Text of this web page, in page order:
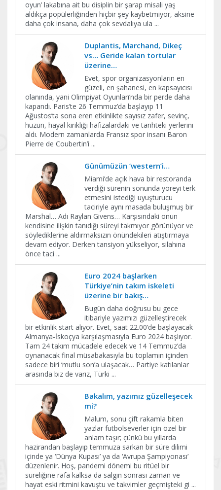
oyun’ lakabına ait bu disiplin bir şarap misali yaş
aldıkça popülerliğinden hiçbir şey kaybetmiyor, aksine
daha çok insana, daha çok sevdalıya ula ...
Duplantis, Marchand, Dikeç
vs… Geride kalan tortular
üzerine…
Evet, spor organizasyonların en
güzeli, en şahanesi, en kapsayıcısı
olanında, yani Olimpiyat Oyunları’nda bir perde daha
kapandı. Paris’te 26 Temmuz’da başlayıp 11
Ağustos’ta sona eren etkinlikte sayısız zafer, sevinç,
hüzün, hayal kırıklığı hafızalardaki ve tarihteki yerlerini
aldı. Modern zamanlarda Fransız spor insanı Baron
Pierre de Coubertin’i ...
Günümüzün ‘western’i…
Miami’de açık hava bir restoranda
verdiği sürenin sonunda yöreyi terk
etmesini istediği uyuşturucu
taciriyle aynı masada buluşmuş bir
Marshal… Adı Raylan Givens… Karşısındaki onun
kendisine ilişkin tanıdığı süreyi takmıyor görünüyor ve
söylediklerine aldırmaksızın önündekileri atıştırmaya
devam ediyor. Derken tansiyon yükseliyor, silahına
önce taci ...
Euro 2024 başlarken
Türkiye’nin takım iskeleti
üzerine bir bakış…
Bugün daha doğrusu bu gece
itibariyle yazımızı güzelleştirecek
bir etkinlik start alıyor. Evet, saat 22.00’de başlayacak
Almanya-İskoçya karşılaşmasıyla Euro 2024 başlıyor.
Tam 24 takım mücadele edecek ve 14 Temmuz’da
oynanacak final müsabakasıyla bu toplamın içinden
sadece biri ‘mutlu son’a ulaşacak… Partiye katılanlar
arasında biz de varız, Türki ...
Bakalım, yazımız güzelleşecek
mi?
Malum, sonu çift rakamla biten
yazlar futbolseverler için özel bir
anlam taşır; çünkü bu yıllarda
hazirandan başlayıp temmuza sarkan bir süre dilimi
içinde ya ‘Dünya Kupası’ ya da ‘Avrupa Şampiyonası’
düzenlenir. Hoş, pandemi dönemi bu ritüel bir
süreliğine rafa kalksa da salgın sonrası zaman ve
hayat eski ritmini kavuştu ve takvimler geçmişteki gi ...